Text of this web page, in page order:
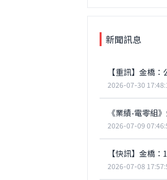
新聞訊息
【重訊】金橋
2026-07-30
《業績-電零組
2026-07-09
【快訊】金橋
2026-07-08